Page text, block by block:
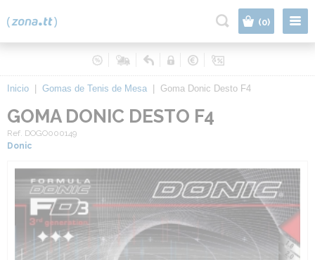
(0)
Inicio Gomas de Tenis de Mesa Goma Donic Desto F4
GOMA DONIC DESTO F4
Ref. DOGO000149
Donic